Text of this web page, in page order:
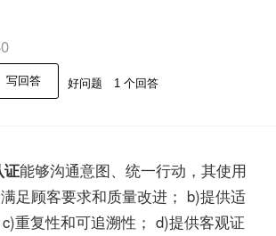
写回答 好问题 1 个回答
证能够沟通意图、统一行动，其使用
足顾客要求和质量改进； b)提供适
重复性和可追溯性； d)提供客观证